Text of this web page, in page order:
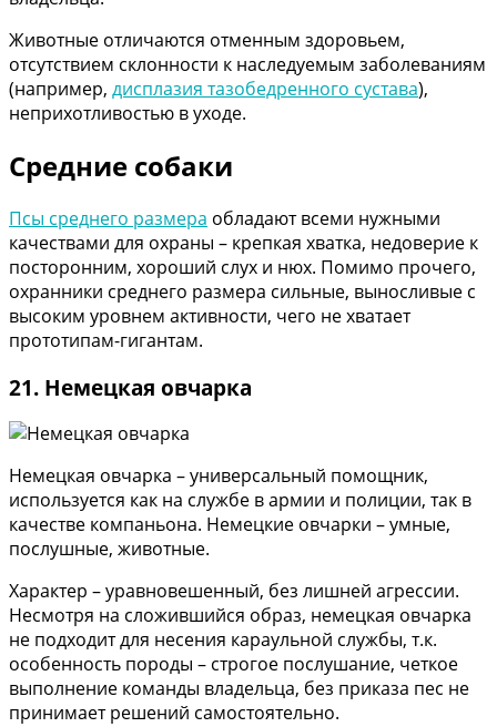
Животные отличаются отменным здоровьем,
отсутствием склонности к наследуемым заболеваниям
(например, дисплазия тазобедренного сустава),
неприхотливостью в уходе.
Средние собаки
Псы среднего размера обладают всеми нужными
качествами для охраны – крепкая хватка, недоверие к
посторонним, хороший слух и нюх. Помимо прочего,
охранники среднего размера сильные, выносливые с
высоким уровнем активности, чего не хватает
прототипам-гигантам.
21. Немецкая овчарка
Немецкая овчарка – универсальный помощник,
используется как на службе в армии и полиции, так в
качестве компаньона. Немецкие овчарки – умные,
послушные, животные.
Характер – уравновешенный, без лишней агрессии.
Несмотря на сложившийся образ, немецкая овчарка
не подходит для несения караульной службы, т.к.
особенность породы – строгое послушание, четкое
выполнение команды владельца, без приказа пес не
принимает решений самостоятельно.